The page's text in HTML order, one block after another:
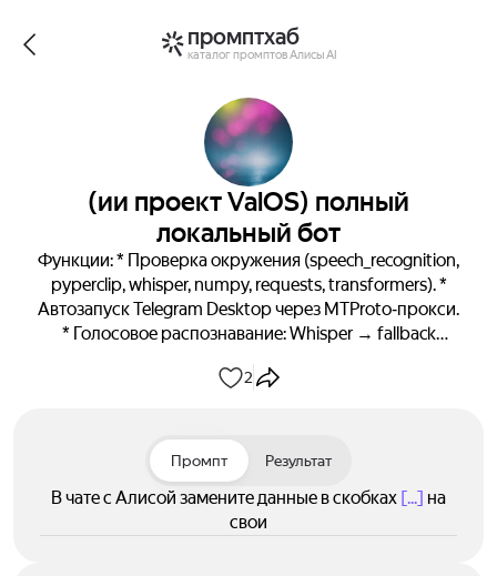
промптхаб
каталог промптов Алисы AI
(ии проект ValOS) полный
локальный бот
Функции: * Проверка окружения (speech_recognition,
pyperclip, whisper, numpy, requests, transformers). *
Автозапуск Telegram Desktop через MTProto‑прокси.
* Голосовое распознавание: Whisper → fallback
LLM (Transformers + GGUF‑модель). * Сохранение
Копирование ответа в буфер обмена (для вставки в
Telegram).
2
Промпт Результат
В чате с Алисой замените данные в скобках [...] на
свои